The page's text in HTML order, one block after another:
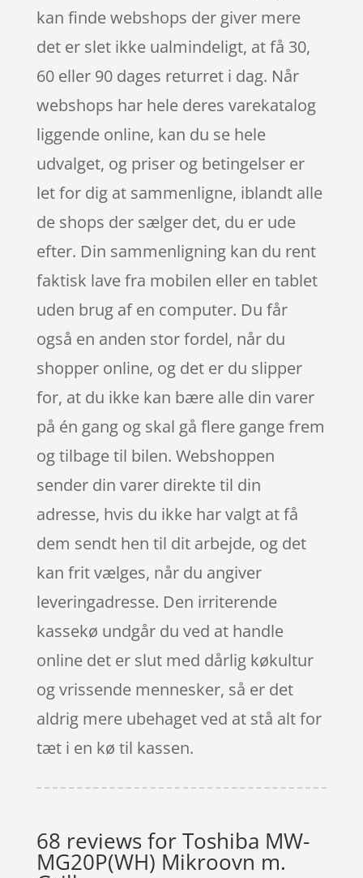
kan finde webshops der giver mere
det er slet ikke ualmindeligt, at få 30,
60 eller 90 dages returret i dag. Når
webshops har hele deres varekatalog
liggende online, kan du se hele
udvalget, og priser og betingelser er
let for dig at sammenligne, iblandt alle
de shops der sælger det, du er ude
efter. Din sammenligning kan du rent
faktisk lave fra mobilen eller en tablet
uden brug af en computer. Du får
også en anden stor fordel, når du
shopper online, og det er du slipper
for, at du ikke kan bære alle din varer
på én gang og skal gå flere gange frem
og tilbage til bilen. Webshoppen
sender din varer direkte til din
adresse, hvis du ikke har valgt at få
dem sendt hen til dit arbejde, og det
kan frit vælges, når du angiver
leveringadresse. Den irriterende
kassekø undgår du ved at handle
online det er slut med dårlig køkultur
og vrissende mennesker, så er det
aldrig mere ubehaget ved at stå alt for
tæt i en kø til kassen.
68 reviews forToshiba MW-
MG20P(WH) Mikroovn m.